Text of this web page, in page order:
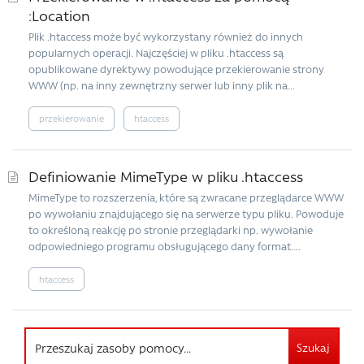
:Location
Plik .htaccess może być wykorzystany również do innych
popularnych operacji. Najczęściej w pliku .htaccess są
opublikowane dyrektywy powodujące przekierowanie strony
WWW (np. na inny zewnętrzny serwer lub inny plik na...
przekierowanie htaccess
Definiowanie MimeType w pliku .htaccess
MimeType to rozszerzenia, które są zwracane przeglądarce WWW
po wywołaniu znajdującego się na serwerze typu pliku. Powoduje
to określoną reakcję po stronie przeglądarki np. wywołanie
odpowiedniego programu obsługującego dany format....
htaccess
Szukaj